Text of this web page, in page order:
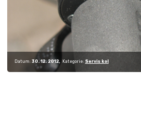
Datum: 30. 12. 2012 Kategorie: Servis kol